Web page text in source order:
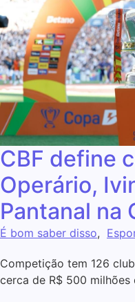
CBF define
Operário,
Pantanal na
É bom saber disso,
Competição tem 126
cerca de R$ 500